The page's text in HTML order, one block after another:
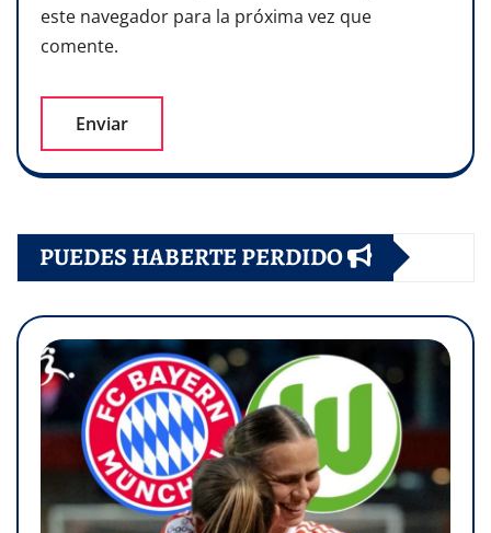
este navegador para la próxima vez que
comente.
PUEDES HABERTE PERDIDO